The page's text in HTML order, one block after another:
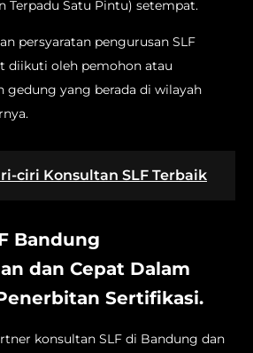
Terpadu Satu Pintu) setempat.
persyaratan pengurusan SLF
diikuti oleh pemohon atau
gedung yang berada di wilayah
ciri Konsultan SLF Terbaik
Bandung
dan Cepat Dalam
Sertifikasi.
konsultan SLF di Bandung dan